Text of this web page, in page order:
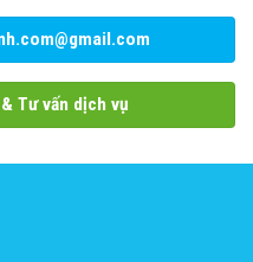
Tư vấn dịch vụ